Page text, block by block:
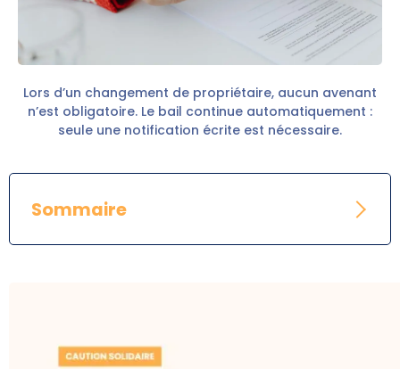
Lors d’un changement de propriétaire, aucun avenant
n’est obligatoire. Le bail continue automatiquement :
seule une notification écrite est nécessaire.
Sommaire